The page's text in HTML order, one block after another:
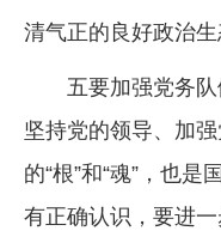
清气正的良好政治生
五要加强党务
坚持党的领导、加
的“根”和“魂”，也
有正确认识，要进